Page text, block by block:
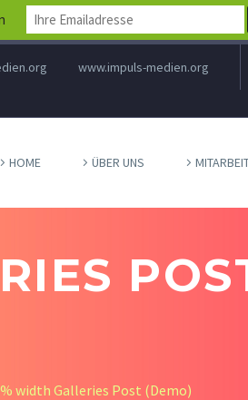
www.impuls-medien.org
HOME ÜBER UNS
width Galleries Post (Demo)